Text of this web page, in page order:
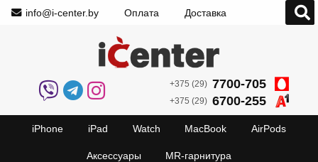
info@i-center.by Оплата Доставка
+375 (29) 7700-705
+375 (29) 6700-255
iPhone iPad Watch MacBook AirPods
Аксессуары MR-гарнитура